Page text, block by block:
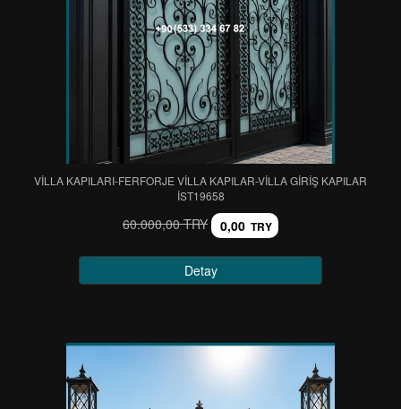
VİLLA KAPILARI-FERFORJE VİLLA KAPILAR-VİLLA GİRİŞ KAPILAR
IST19658
60.000,00 TRY 0,00 TRY
Detay